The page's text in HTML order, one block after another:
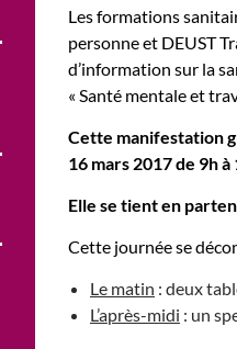
Les formations
personne et DEUST
d’information sur la
« Santé mentale et
Cette manifestation
16 mars 2017 de 9h à
Elle se tient en
Cette journée se
Le matin : deux
L’après-midi : un